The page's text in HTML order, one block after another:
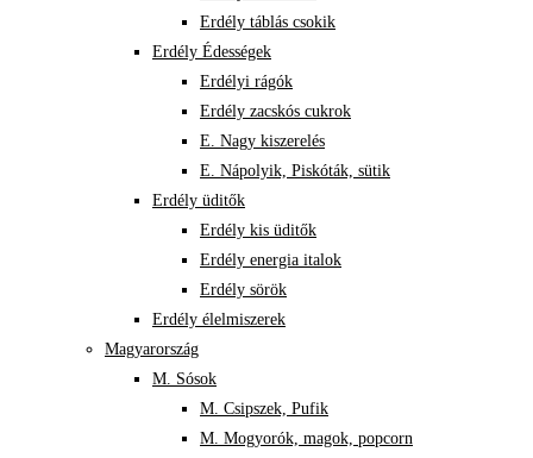
Erdély táblás csokik
Erdély Édességek
Erdélyi rágók
Erdély zacskós cukrok
E. Nagy kiszerelés
E. Nápolyik, Piskóták, sütik
Erdély üditők
Erdély kis üditők
Erdély energia italok
Erdély sörök
Erdély élelmiszerek
Magyarország
M. Sósok
M. Csipszek, Pufik
M. Mogyorók, magok, popcorn